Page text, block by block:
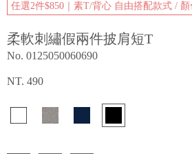
任選2件$850｜素T/背心 自由搭配款式 /
柔軟刺繡假兩件披肩短T
No. 0125050060690
NT. 490